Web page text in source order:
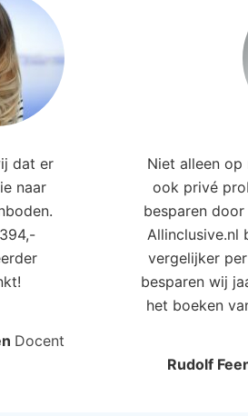
dat er
naar
Docent
Niet alleen op
ook privé
besparen
Allinclusive.nl
vergelijker
besparen wij
het boeken
Rudolf